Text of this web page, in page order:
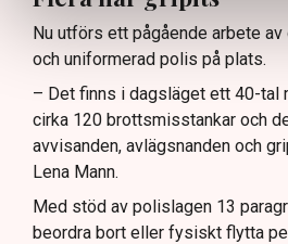
Nu utförs ett pågående arbete
och uniformerad polis på plats.
– Det finns i dagsläget ett 40-tal
cirka 120 brottsmisstankar och
avvisanden, avlägsnanden och
Lena Mann.
Med stöd av polislagen 13
beordra bort eller fysiskt flytta